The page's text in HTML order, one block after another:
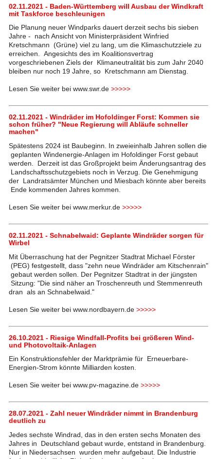
02.11.2021 - Baden-Württemberg will Ausbau der Windkraft
mit Taskforce beschleunigen
Die Planung neuer Windparks dauert derzeit sechs bis sieben
Jahre - nach Ansicht von Ministerpräsident Winfried
Kretschmann (Grüne) viel zu lang, um die Klimaschutzziele zu
erreichen. Angesichts des im Koalitionsvertrag
vorgeschriebenen Ziels der Klimaneutralität bis zum Jahr 2040
bleiben nur noch 19 Jahre, so Kretschmann am Dienstag.
Lesen Sie weiter bei www.swr.de >>>>>
02.11.2021 - Windräder im Hofoldinger Forst: Kommen sie
schon früher? "Neue Regierung will Abläufe schneller
machen"
Spätestens 2024 ist Baubeginn. In zweieinhalb Jahren sollen die
geplanten Windenergie-Anlagen im Hofoldinger Forst gebaut
werden. Derzeit ist das Großprojekt beim Änderungsantrag des
Landschaftsschutzgebiets noch in Verzug. Die Genehmigung
der Landratsämter München und Miesbach könnte aber bereits
Ende kommenden Jahres kommen.
Lesen Sie weiter bei www.merkur.de >>>>>
02.11.2021 - Schnabelwaid: Geplante Windräder sorgen für
Wirbel
Mit Überraschung hat der Pegnitzer Stadtrat Michael Förster
(PEG) festgestellt, dass "zehn neue Windräder am Kitschenrain"
gebaut werden sollen. Der Pegnitzer Stadtrat in der jüngsten
Sitzung: "Die sind näher an Troschenreuth und Stemmenreuth
dran als an Schnabelwaid."
Lesen Sie weiter bei www.nordbayern.de >>>>>
26.10.2021 - Riesige Windfall-Profits bei größeren Wind-
und Photovoltaik-Anlagen
Ein Konstruktionsfehler der Marktprämie für Erneuerbare-
Energien-Strom könnte Milliarden kosten.
Lesen Sie weiter bei www.pv-magazine.de >>>>>
28.07.2021 - Zahl neuer Windräder nimmt in Brandenburg
deutlich zu
Jedes sechste Windrad, das in den ersten sechs Monaten des
Jahres in Deutschland gebaut wurde, entstand in Brandenburg.
Nur in Niedersachsen wurden mehr aufgebaut. Die Industrie